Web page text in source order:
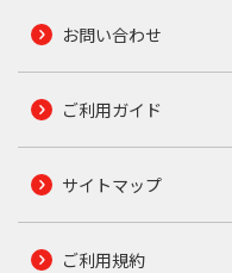
お問い合わせ
ご利用ガイド
サイトマップ
ご利用規約